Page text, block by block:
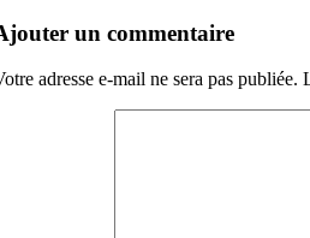
un commentaire
adresse e-mail ne sera pas publiée.